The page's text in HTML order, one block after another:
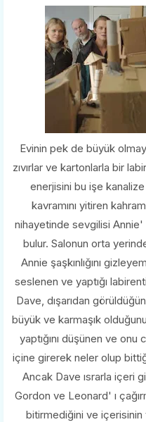
Evinin pek de büyük
zıvırlar ve kartonlarla bir
enerjisini bu işe
kavramını yitiren
nihayetinde sevgilisi Annie'
bulur. Salonun orta
Annie şaşkınlığını
seslenen ve yaptığı
Dave, dışarıdan
büyük ve karmaşık
yaptığını düşünen ve
içine girerek neler olup
Ancak Dave ısrarla içeri
Gordon ve Leonard' ı
bitirmediğini ve içerisinin